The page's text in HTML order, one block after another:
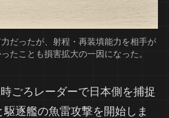
だったが、射程・再装填能力を相手が
たことも損害拡大の一因になった。
ごろレーダーで日本側を捕捉
駆逐艦の魚雷攻撃を開始しま